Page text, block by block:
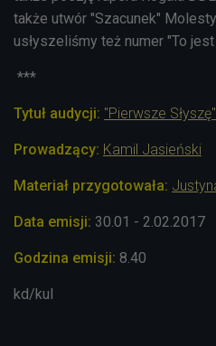
także utwór "Szacunek"
usłyszeliśmy też numer "To jest
***
Tytuł audycji: "Pierwsze Słyszę"
Prowadzący: Kamil Jasieński
Materiał przygotowała:
Data emisji: 30.01 - 2.02.2017
Godzina emisji: 8.40
kd/kul